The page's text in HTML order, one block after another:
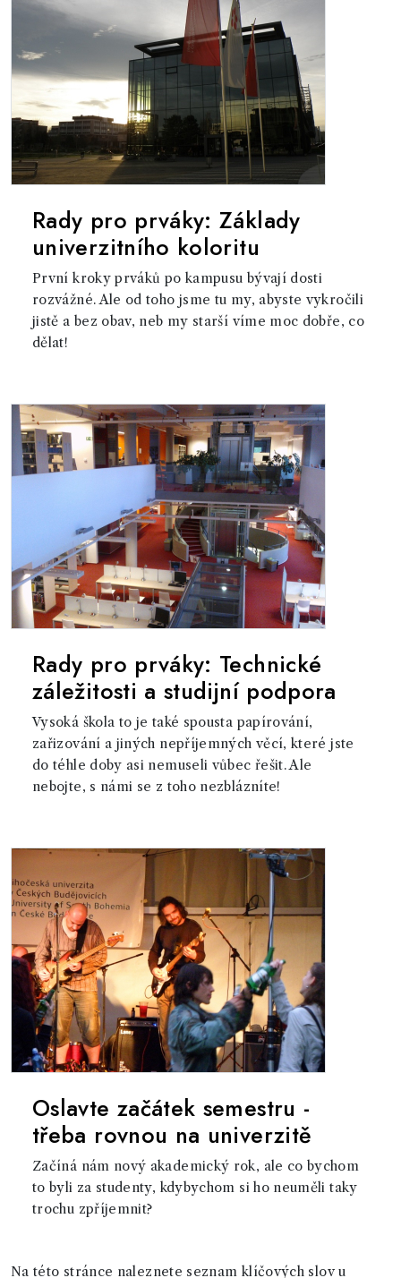
Rady pro prváky: Základy
univerzitního koloritu
První kroky prváků po kampusu bývají dosti
rozvážné. Ale od toho jsme tu my, abyste vykročili
jistě a bez obav, neb my starší víme moc dobře, co
dělat!
Rady pro prváky: Technické
záležitosti a studijní podpora
Vysoká škola to je také spousta papírování,
zařizování a jiných nepříjemných věcí, které jste
do téhle doby asi nemuseli vůbec řešit. Ale
nebojte, s námi se z toho nezblázníte!
Oslavte začátek semestru -
třeba rovnou na univerzitě
Začíná nám nový akademický rok, ale co bychom
to byli za studenty, kdybychom si ho neuměli taky
trochu zpříjemnit?
Na této stránce naleznete seznam klíčových slov u